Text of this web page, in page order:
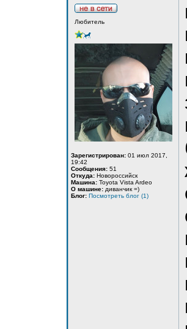
Любитель
Зарегистрирован: 01 июл 2017,
19:42
Сообщения: 51
Откуда: Новороссийск
Машина: Toyota Vista Ardeo
О машине: диванчик =)
Блог: Посмотреть блог (1)